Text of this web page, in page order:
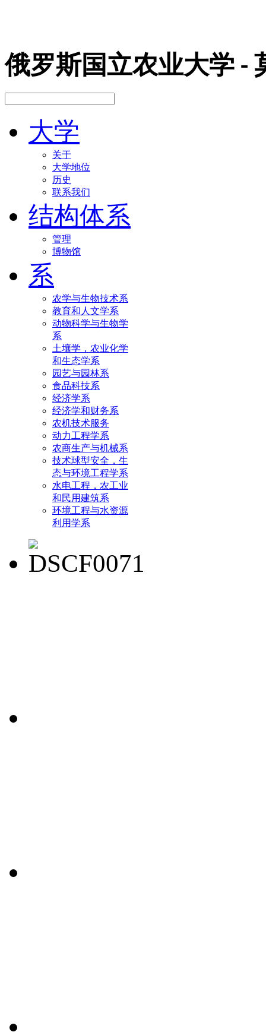
俄罗斯国立农业大学 -
大学
关于
大学地位
历史
联系我们
结构体系
管理
博物馆
系
农学与生物技术系
教育和人文学系
动物科学与生物学
系
土壤学，农业化学
和生态学系
园艺与园林系
食品科技系
经济学系
经济学和财务系
农机技术服务
动力工程学系
农商生产与机械系
技术球型安全，生
态与环境工程学系
水电工程，农工业
和民用建筑系
环境工程与水资源
利用学系